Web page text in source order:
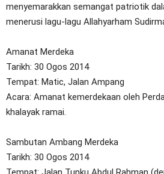
menyemarakkan semangat patriotik
menerusi lagu-lagu Allahyarham
Amanat Merdeka
Tarikh: 30 Ogos 2014
Tempat: Matic, Jalan Ampang
Acara: Amanat kemerdekaan oleh
khalayak ramai.
Sambutan Ambang Merdeka
Tarikh: 30 Ogos 2014